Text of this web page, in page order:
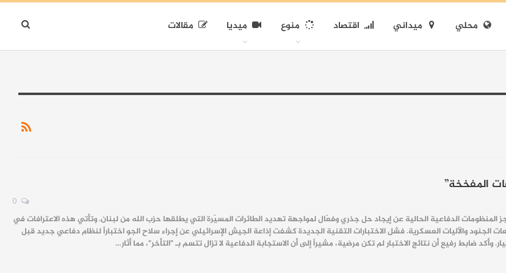
محلي ميداني اقتصاد منوع ميديا مقالات
المفخخة”
المنظومات الدفاعية الحالية عن إيجاد حل جذري وفعّال لمواجهة تهديد الطائرات المسيّرة التي يطلقها حزب الله من لبنان. وتأتي هذه الاعترافات في
والآليات العسكرية. فشل الاختبارات التقنية الجديدة كشفت إذاعة الجيش الإسرائيلي عن إجراء سلاح الجو اختباراً لنظام دفاعي جديد قبل
ضابط رفيع أن نتائج الاختبار لم تكن مرضية، مشيراً إلى أن الاستجابة الدفاعية لا تزال تتسم بـ "التأخر"، مما أثار…